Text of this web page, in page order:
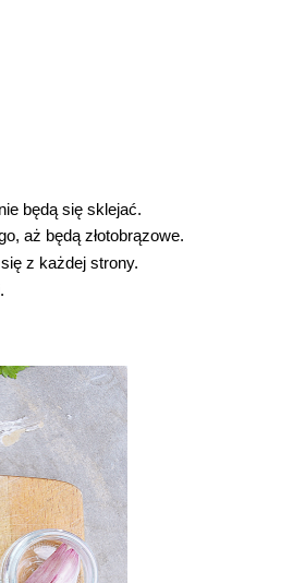
będą się sklejać.
aż będą złotobrązowe.
z każdej strony.